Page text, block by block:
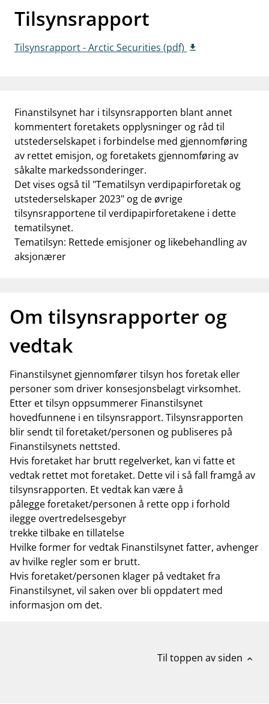
Tilsynsrapport
Tilsynsrapport - Arctic Securities (pdf)
Finanstilsynet har i tilsynsrapporten blant annet
kommentert foretakets opplysninger og råd til
utstederselskapet i forbindelse med gjennomføring
av rettet emisjon, og foretakets gjennomføring av
såkalte markedssonderinger.
Det vises også til "Tematilsyn verdipapirforetak og
utstederselskaper 2023" og de øvrige
tilsynsrapportene til verdipapirforetakene i dette
tematilsynet.
Tematilsyn: Rettede emisjoner og likebehandling av
aksjonærer
Om tilsynsrapporter og
vedtak
Finanstilsynet gjennomfører tilsyn hos foretak eller
personer som driver konsesjonsbelagt virksomhet.
Etter et tilsyn oppsummerer Finanstilsynet
hovedfunnene i en tilsynsrapport. Tilsynsrapporten
blir sendt til foretaket/personen og publiseres på
Finanstilsynets nettsted.
Hvis foretaket har brutt regelverket, kan vi fatte et
vedtak rettet mot foretaket. Dette vil i så fall framgå av
tilsynsrapporten. Et vedtak kan være å
pålegge foretaket/personen å rette opp i forhold
ilegge overtredelsesgebyr
trekke tilbake en tillatelse
Hvilke former for vedtak Finanstilsynet fatter, avhenger
av hvilke regler som er brutt.
Hvis foretaket/personen klager på vedtaket fra
Finanstilsynet, vil saken over bli oppdatert med
informasjon om det.
Til toppen av siden expand_less